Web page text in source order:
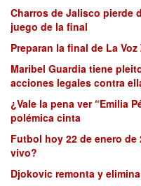
Charros de Jalisco pierde
juego de la final
Preparan la final de La
Maribel Guardia tiene
acciones legales contra
¿Vale la pena ver “Emilia
polémica cinta
Futbol hoy 22 de enero
vivo?
Djokovic remonta y